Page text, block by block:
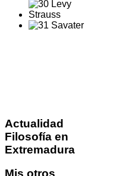
Actualidad
Filosofía en
Extremadura
Mis otros